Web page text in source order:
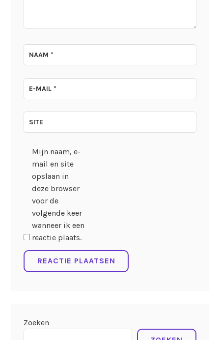
NAAM*
E-MAIL*
SITE
Mijn naam, e-
mail en site
opslaan in
deze browser
voor de
volgende keer
wanneer ik een
reactie plaats.
Zoeken